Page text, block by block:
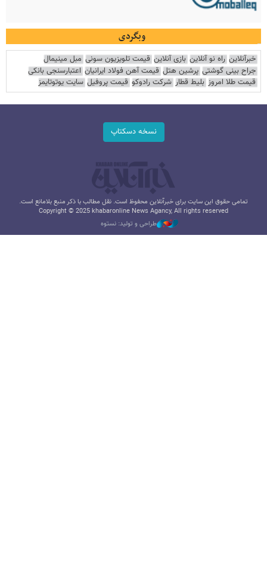
وبگردی
خبرآنلاین راه نو آنلاین بازی آنلاین قیمت تلویزیون سونی مبل مینیمال
جراح بینی گوشتی پرشین هتل قیمت آهن فولاد ایرانیان اعتبارسنجی بانکی
قیمت طلا امروز بلیط قطار شرکت رادوکو قیمت پروفیل سایت یوتوتایمز
نسخه دسکتاپ
تمامی حقوق این سایت برای خبرآنلاین محفوظ است. نقل مطالب با ذکر منبع بلامانع است.
Copyright © 2025 khabaronline News Agancy, All rights reserved
طراحی و تولید: نستوه